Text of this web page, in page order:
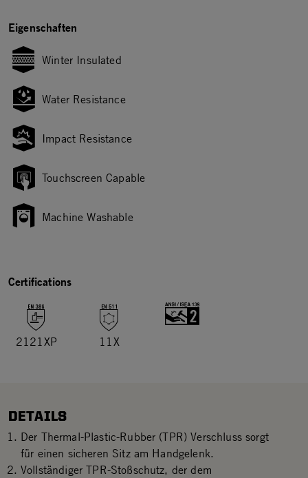
Eigenschaften
Winter Insulated
Water Resistance
Impact Resistance
Touchscreen Capable
Machine Washable
Certifications
2121XP 11X
DETAILS
Der Thermal-Plastic-Rubber (TPR) Verschluss sorgt
für einen sicheren Sitz am Handgelenk.
Vollständiger TPR-Stoßschutz, der dem